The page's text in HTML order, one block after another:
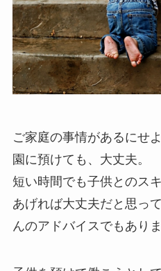
ご家庭の事情があるにせ
園に預けても、大丈夫。
短い時間でも子供とのス
あげれば大丈夫だと思っ
んのアドバイスでもあり